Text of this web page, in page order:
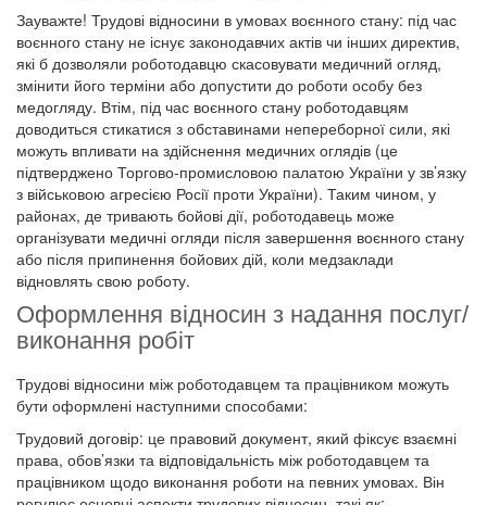
Зауважте! Трудові відносини в умовах воєнного стану: під час
воєнного стану не існує законодавчих актів чи інших директив,
які б дозволяли роботодавцю скасовувати медичний огляд,
змінити його терміни або допустити до роботи особу без
медогляду. Втім, під час воєнного стану роботодавцям
доводиться стикатися з обставинами непереборної сили, які
можуть впливати на здійснення медичних оглядів (це
підтверджено Торгово-промисловою палатою України у зв’язку
з військовою агресією Росії проти України). Таким чином, у
районах, де тривають бойові дії, роботодавець може
організувати медичні огляди після завершення воєнного стану
або після припинення бойових дій, коли медзаклади
відновлять свою роботу.
Оформлення відносин з надання послуг/
виконання робіт
Трудові відносини між роботодавцем та працівником можуть
бути оформлені наступними способами:
Трудовий договір: це правовий документ, який фіксує взаємні
права, обов’язки та відповідальність між роботодавцем та
працівником щодо виконання роботи на певних умовах. Він